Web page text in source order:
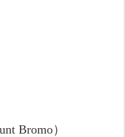
Bromo）